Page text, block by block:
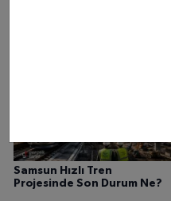
Samsun Hızlı Tren
Projesinde Son Durum Ne?